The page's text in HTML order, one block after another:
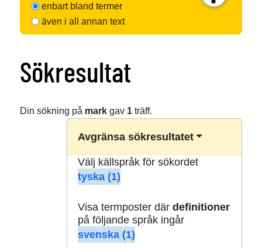
enbart bland termer
även i all annan text
Sökresultat
Din sökning på markgav 1träff.
Avgränsa sökresultatet
Välj källspråk för sökordet
tyska (1)
Visa termposter där definitioner
på följande språk ingår
svenska (1)